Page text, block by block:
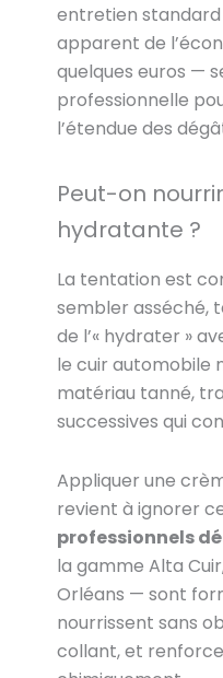
entretien
apparent de
quelques euros —
professionnelle
l’étendue des
Peut-on
hydratante ?
La tentation est
sembler asséché,
de l’« hydrater »
le cuir automobile
matériau tanné,
successives qui
Appliquer une
revient à ignorer
professionnels
la gamme Alta
Orléans — sont
nourrissent sans
collant, et